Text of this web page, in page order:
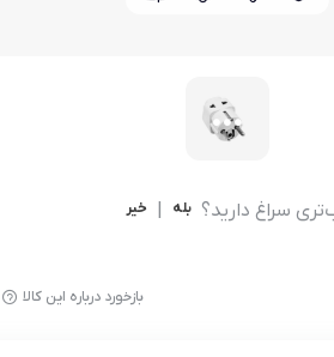
سراغ دارید؟ بله خیر
بازخورد درباره این کالا